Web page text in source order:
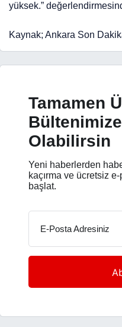
yüksek.”
Kaynak; Ankara Son
Tamamen
Olabilirsin
Yeni haberlerden
kaçırma ve ücretsiz
başlat.
E-Posta Adresiniz